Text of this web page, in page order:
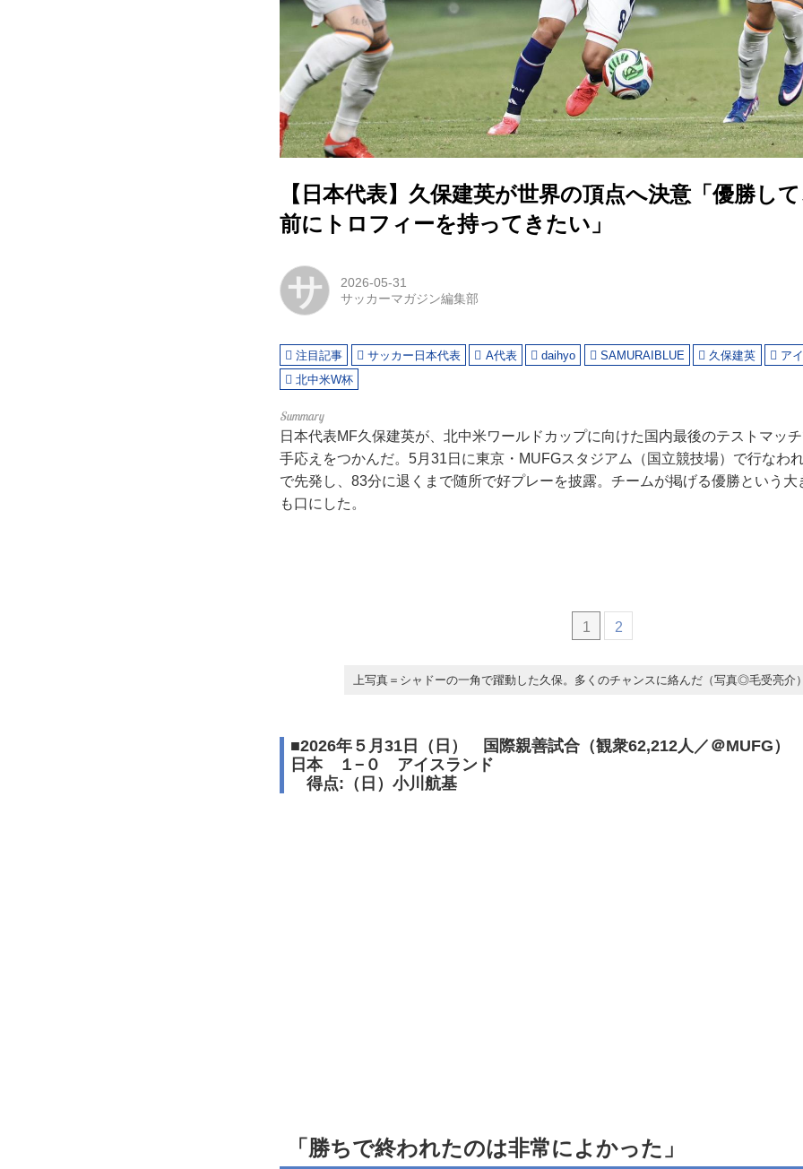
【日本代表】久保建英が世界の頂点へ決意「優勝し
前にトロフィーを持ってきたい」
サ
2026-05-31
サッカーマガジン編集部
注目記事 サッカー日本代表 A代表 daihyo SAMURAIBLUE 久保建英
ア
北中米W杯
日本代表MF久保建英が、北中米ワールドカップに向けた国内最後のテストマッ
手応えをつかんだ。5月31日に東京・MUFGスタジアム（国立競技場）で行なわ
で先発し、83分に退くまで随所で好プレーを披露。チームが掲げる優勝という大
も口にした。
1 2
上写真＝シャドーの一角で躍動した久保。多くのチャンスに絡んだ（写真◎毛受亮介）
■2026年５月31日（日） 国際親善試合（観衆62,212人／＠MUFG）
日本 １−０ アイスランド
得点:（日）小川航基
「勝ちで終われたのは非常によかった」